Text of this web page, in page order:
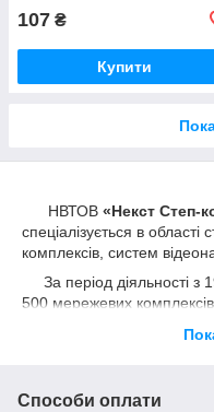
107 ₴
Купити
НВТОВ «Некст Степ-
спеціалізується в
комплексів, систем
За період діяльності з
500 мережевих
енергетичні компанії,
На сьогодні наші
Способи оплати